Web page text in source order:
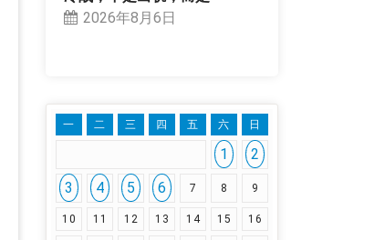
2026年8月6日
一 二 三 四 五 六 日
1
2
3
4 5 6 7 8 9
10 11 12 13 14 15 16